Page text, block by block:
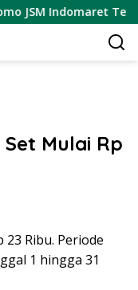
Indomaret Terbaru
Mulai Rp
23 Ribu. Periode
1 hingga 31